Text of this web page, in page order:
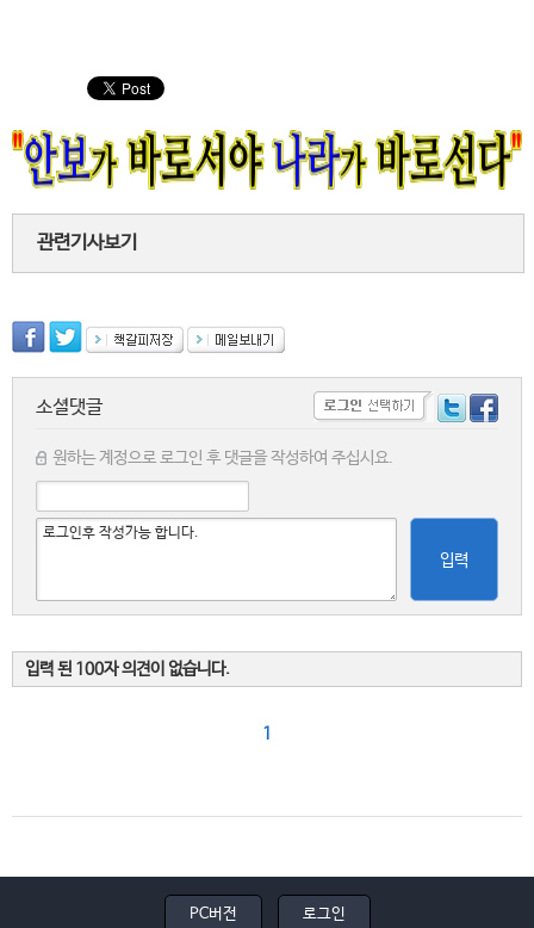
관련기사보기
소셜댓글
원하는 계정으로 로그인 후 댓글을 작성하여 주십시요.
입력
입력 된 100자 의견이 없습니다.
1
PC버전 로그인